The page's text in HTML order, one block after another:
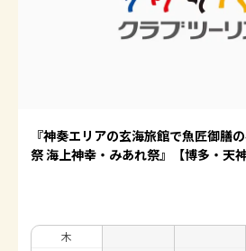
『神奏エリアの玄海旅館で魚匠御膳
祭 海上神幸・みあれ祭』【博多・天
木